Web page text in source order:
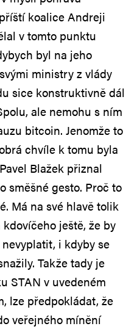
koalice Andreji
v tomto punktu
byl na jeho
ministry z vlády
sice konstruktivně dál
ale nemohu s ním
bitcoin. Jenomže to
chvíle k tomu byla
Blažek přiznal
směšné gesto. Proč to
Má na své hlavě tolik
ještě, že by
i kdyby se
Takže tady je
STAN v uvedeném
lze předpokládat, že
veřejného mínění